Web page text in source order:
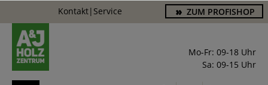
Kontakt| Service ZUM PROFISHOP
Mo-Fr: 09-18 Uhr
Sa: 09-15 Uhr